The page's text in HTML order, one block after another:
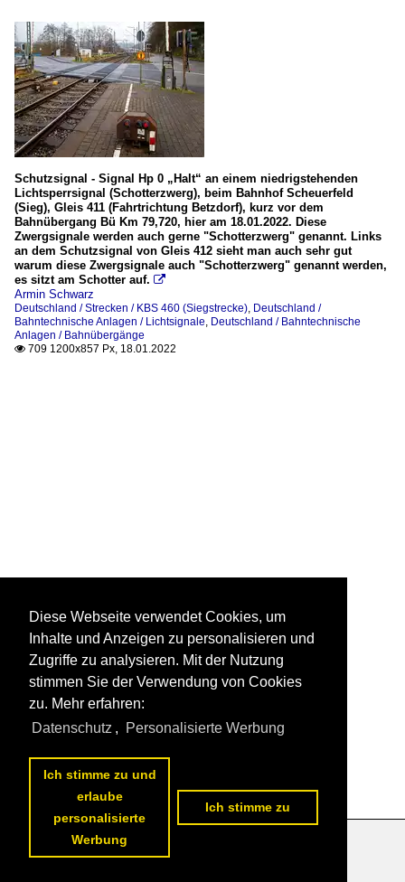
Schutzsignal - Signal Hp 0 „Halt“ an einem niedrigstehenden
Lichtsperrsignal (Schotterzwerg), beim Bahnhof Scheuerfeld
(Sieg), Gleis 411 (Fahrtrichtung Betzdorf), kurz vor dem
Bahnübergang Bü Km 79,720, hier am 18.01.2022. Diese
Zwergsignale werden auch gerne "Schotterzwerg" genannt. Links
an dem Schutzsignal von Gleis 412 sieht man auch sehr gut
warum diese Zwergsignale auch "Schotterzwerg" genannt werden,
es sitzt am Schotter auf. 
Armin Schwarz
Deutschland / Strecken / KBS 460 (Siegstrecke), Deutschland /
Bahntechnische Anlagen / Lichtsignale, Deutschland / Bahntechnische
Anlagen / Bahnübergänge
 709 1200x857 Px, 18.01.2022
Diese Webseite verwendet Cookies, um
Inhalte und Anzeigen zu personalisieren und
Zugriffe zu analysieren. Mit der Nutzung
stimmen Sie der Verwendung von Cookies
zu. Mehr erfahren:
Datenschutz , Personalisierte Werbung
Ich stimme zu und
erlaube
personalisierte
Werbung
Ich stimme zu